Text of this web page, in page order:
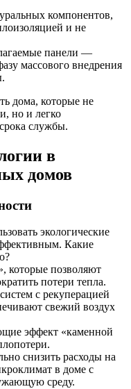
компонентов,
и не
панели —
массового внедрения
дома, которые не
но и легко
службы.
в
домов
экологические
Какие
которые позволяют
потери тепла.
с рекуперацией
свежий воздух
эффект «каменной
снизить расходы на
в доме с
среду.